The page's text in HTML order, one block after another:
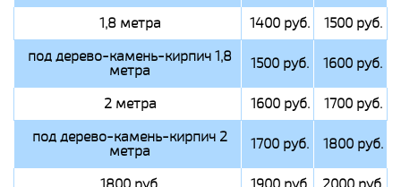
1,8 метра 1400 руб.
1500 руб.
под дерево-камень-кирпич 1,8
метра 1500 руб. 1600 руб.
2 метра 1600 руб.
1700 руб.
под дерево-камень-кирпич 2
метра 1700 руб. 1800 руб.